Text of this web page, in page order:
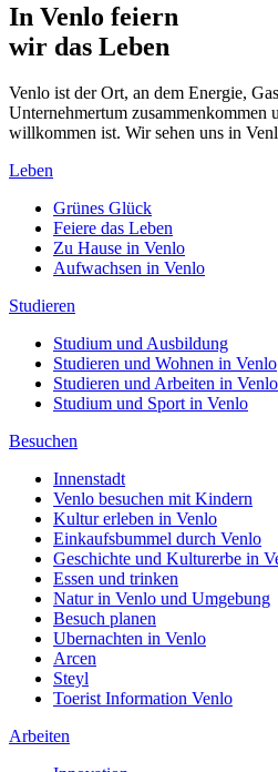
In Venlo feiern
wir das Leben
Venlo ist der Ort, an dem Energie,
Unternehmertum zusammenkommen
willkommen ist. Wir sehen uns in
Leben
Grünes Glück
Feiere das Leben
Zu Hause in Venlo
Aufwachsen in Venlo
Studieren
Studium und Ausbildung
Studieren und Wohnen in Venlo
Studieren und Arbeiten in Venlo
Studium und Sport in Venlo
Besuchen
Innenstadt
Venlo besuchen mit Kindern
Kultur erleben in Venlo
Einkaufsbummel durch Venlo
Geschichte und Kulturerbe in
Essen und trinken
Natur in Venlo und Umgebung
Besuch planen
Ubernachten in Venlo
Arcen
Steyl
Toerist Information Venlo
Arbeiten